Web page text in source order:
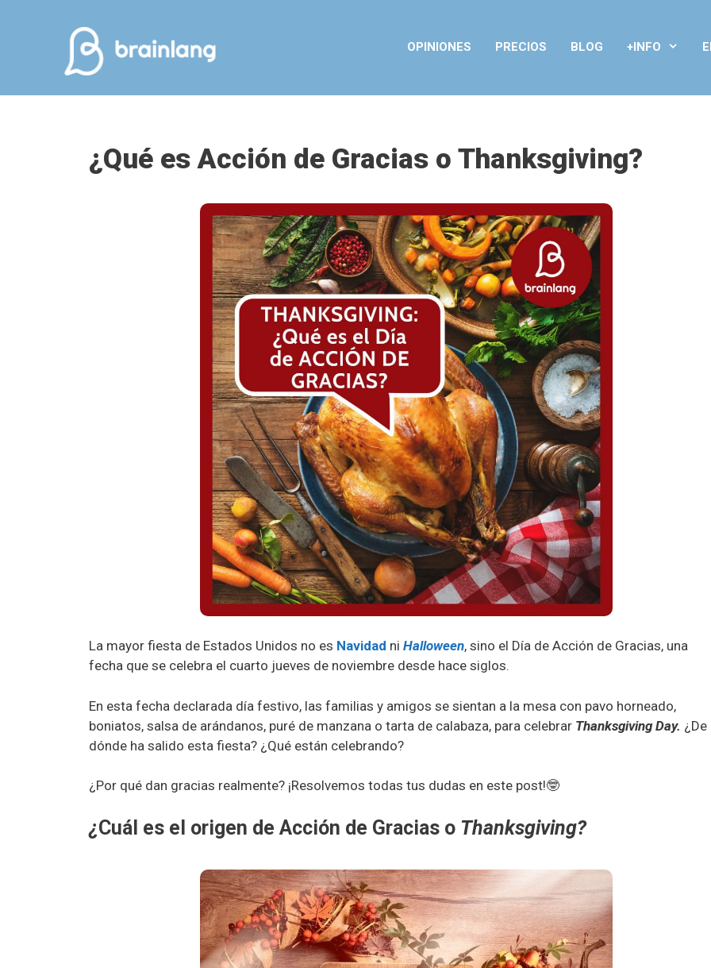
OPINIONES PRECIOS BLOG +INFO
¿Qué es Acción de Gracias o Thanksgiving?
La mayor fiesta de Estados Unidos no es Navidad ni Halloween, sino el Día de Acción de Gracias, una
fecha que se celebra el cuarto jueves de noviembre desde hace siglos.
En esta fecha declarada día festivo, las familias y amigos se sientan a la mesa con pavo horneado,
boniatos, salsa de arándanos, puré de manzana o tarta de calabaza, para celebrar Thanksgiving Day. ¿De
dónde ha salido esta fiesta? ¿Qué están celebrando?
¿Por qué dan gracias realmente? ¡Resolvemos todas tus dudas en este post!🤓
¿Cuál es el origen de Acción de Gracias o Thanksgiving?